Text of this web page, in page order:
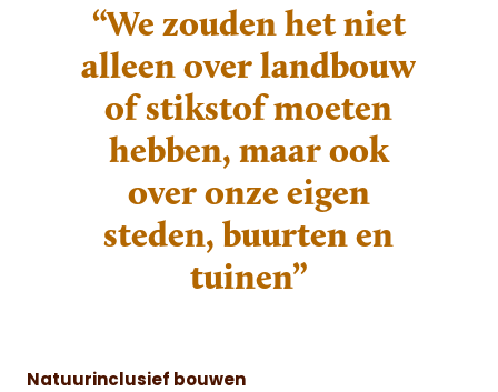
“We zouden het niet
alleen over landbouw
of stikstof moeten
hebben, maar ook
over onze eigen
steden, buurten en
tuinen”
Natuurinclusief bouwen